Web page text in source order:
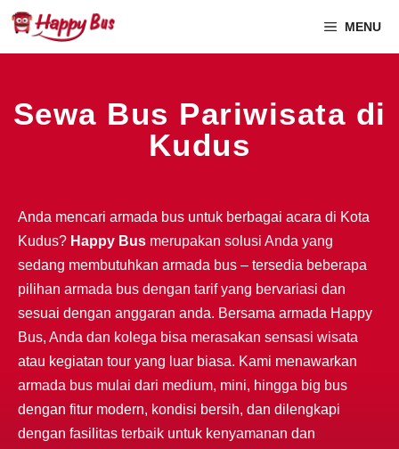
MENU
Sewa Bus Pariwisata di
Kudus
Anda mencari armada bus untuk berbagai acara di Kota
Kudus? Happy Bus merupakan solusi Anda yang
sedang membutuhkan armada bus – tersedia beberapa
pilihan armada bus dengan tarif yang bervariasi dan
sesuai dengan anggaran anda. Bersama armada Happy
Bus, Anda dan kolega bisa merasakan sensasi wisata
atau kegiatan tour yang luar biasa. Kami menawarkan
armada bus mulai dari medium, mini, hingga big bus
dengan fitur modern, kondisi bersih, dan dilengkapi
dengan fasilitas terbaik untuk kenyamanan dan